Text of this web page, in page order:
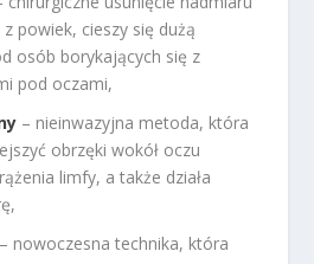
powiek, cieszy się dużą
osób borykających się z
pod oczami,
– nieinwazyjna metoda, która
obrzęki wokół oczu
limfy, a także działa
– nowoczesna technika, która